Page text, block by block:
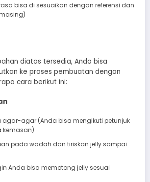
bisa di sesuaikan dengan referensi dan
diatas tersedia, Anda bisa
ke proses pembuatan dengan
cara berikut ini:
agar-agar (Anda bisa mengikuti petunjuk
kemasan)
pada wadah dan tiriskan jelly sampai
Anda bisa memotong jelly sesuai